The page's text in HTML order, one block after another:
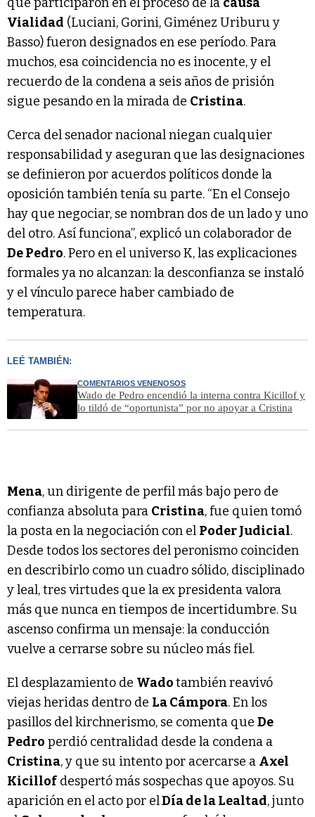
Vialidad (Luciani, Gorini, Giménez Uriburu y
Basso) fueron designados en ese período. Para
muchos, esa coincidencia no es inocente, y el
recuerdo de la condena a seis años de prisión
sigue pesando en la mirada de Cristina.
Cerca del senador nacional niegan cualquier
responsabilidad y aseguran que las designaciones
se definieron por acuerdos políticos donde la
oposición también tenía su parte. “En el Consejo
hay que negociar, se nombran dos de un lado y uno
del otro. Así funciona”, explicó un colaborador de
De Pedro. Pero en el universo K, las explicaciones
formales ya no alcanzan: la desconfianza se instaló
y el vínculo parece haber cambiado de
temperatura.
LEÉ TAMBIÉN:
COMENTARIOS VENENOSOS
Wado de Pedro encendió la interna contra Kicillof y
lo tildó de “oportunista” por no apoyar a Cristina
Mena, un dirigente de perfil más bajo pero de
confianza absoluta para Cristina, fue quien tomó
la posta en la negociación con el Poder Judicial.
Desde todos los sectores del peronismo coinciden
en describirlo como un cuadro sólido, disciplinado
y leal, tres virtudes que la ex presidenta valora
más que nunca en tiempos de incertidumbre. Su
ascenso confirma un mensaje: la conducción
vuelve a cerrarse sobre su núcleo más fiel.
El desplazamiento de Wadotambién reavivó
viejas heridas dentro de La Cámpora. En los
pasillos del kirchnerismo, se comenta que De
Pedro perdió centralidad desde la condena a
Cristina, y que su intento por acercarse a Axel
Kicillofdespertó más sospechas que apoyos. Su
aparición en el acto por elDía de la Lealtad, junto